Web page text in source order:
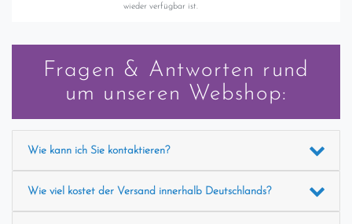
wieder verfügbar ist.
Fragen & Antworten rund
um unseren Webshop:
Wie kann ich Sie kontaktieren?
Wie viel kostet der Versand innerhalb Deutschlands?